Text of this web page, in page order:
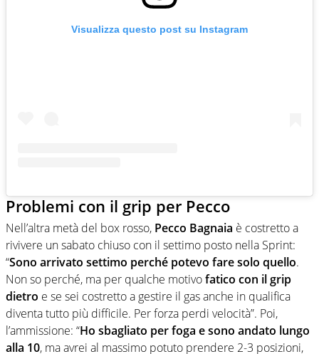
Visualizza questo post su Instagram
Problemi con il grip per Pecco
Nell’altra metà del box rosso, Pecco Bagnaia è costretto a
rivivere un sabato chiuso con il settimo posto nella Sprint:
“Sono arrivato settimo perché potevo fare solo quello.
Non so perché, ma per qualche motivofatico con il grip
dietro e se sei costretto a gestire il gas anche in qualifica
diventa tutto più difficile. Per forza perdi velocità”. Poi,
l’ammissione: “Ho sbagliato per foga e sono andato lungo
alla 10, ma avrei al massimo potuto prendere 2-3 posizioni,